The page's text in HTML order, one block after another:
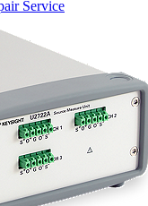
Service